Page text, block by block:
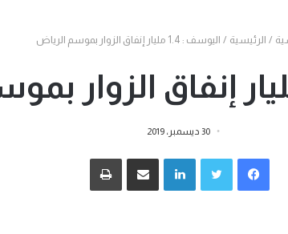
جانبي
/ الرئيسية / اليوسف : 1.4 مليار إنفاق الزوار بموسم الرياض
30 ديسمبر، 2019
فيسبوكتويتر لينكدإن مشاركة عبر البريد طباعة